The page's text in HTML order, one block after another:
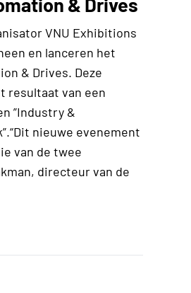
VNU Exhibitions
en lanceren het
& Drives. Deze
resultaat van een
”Industry &
nieuwe evenement
van de twee
directeur van de